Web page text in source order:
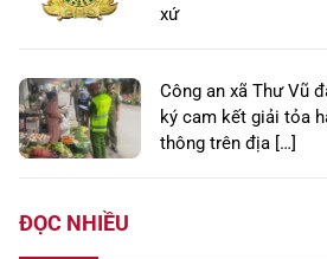
xứ
Công an xã Thư Vũ
ký cam kết giải tỏa
thông trên địa […]
ĐỌC NHIỀU